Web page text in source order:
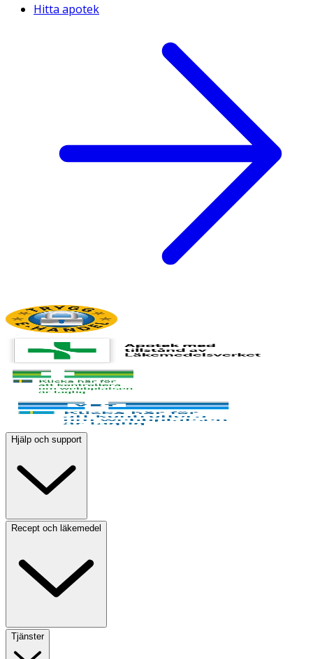
Hitta apotek
Hjälp och support
Recept och läkemedel
Tjänster